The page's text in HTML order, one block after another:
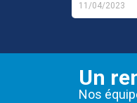
11/04/2023
Un
Nos